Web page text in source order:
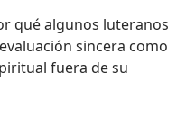
qué algunos luteranos
sincera como
fuera de su